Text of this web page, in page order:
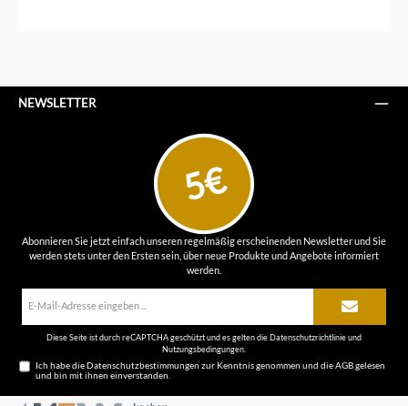
NEWSLETTER
5€
Abonnieren Sie jetzt einfach unseren regelmäßig erscheinenden Newsletter und Sie
werden stets unter den Ersten sein, über neue Produkte und Angebote informiert
werden.
Diese Seite ist durch reCAPTCHA geschützt und es gelten dieDatenschutzrichtlinieund
Nutzungsbedingungen
Ich habe dieDatenschutzbestimmungen zur Kenntnis genommen und dieAGBgelesen
und bin mit ihnen einverstanden.